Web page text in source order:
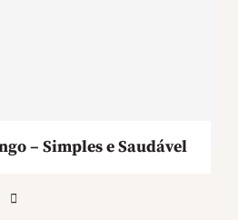
– Simples e Saudável